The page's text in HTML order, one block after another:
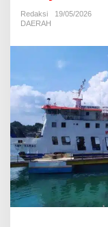
Redaksi
19/05/2026
DAERAH